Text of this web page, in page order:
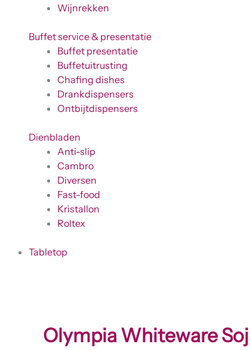
Wijnrekken
Buffet service & presentatie
Buffet presentatie
Buffetuitrusting
Chafing dishes
Drankdispensers
Ontbijtdispensers
Dienbladen
Anti-slip
Cambro
Diversen
Fast-food
Kristallon
Roltex
Tabletop
Olympia Whiteware